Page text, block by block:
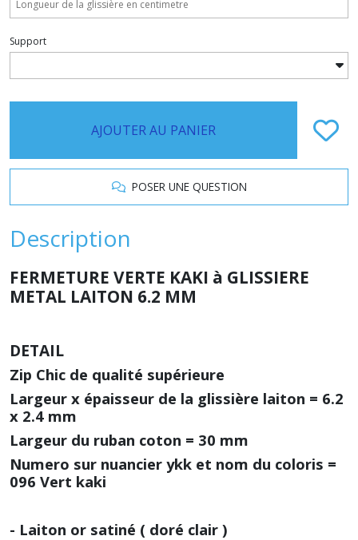
Support
AJOUTER AU PANIER
POSER UNE QUESTION
Description
FERMETURE VERTE KAKI à GLISSIERE
METAL LAITON 6.2 MM
DETAIL
Zip Chic de qualité supérieure
Largeur x épaisseur de la glissière laiton = 6.2
x 2.4 mm
Largeur du ruban coton = 30 mm
Numero sur nuancier ykk et nom du coloris =
096 Vert kaki
- Laiton or satiné ( doré clair )